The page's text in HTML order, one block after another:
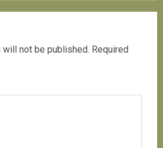
will not be published. Required